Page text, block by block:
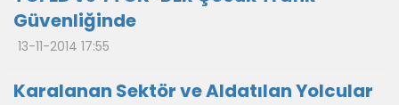
Güvenliğinde
13-11-2014 17:55
Karalanan Sektör ve Aldatılan Yolcular